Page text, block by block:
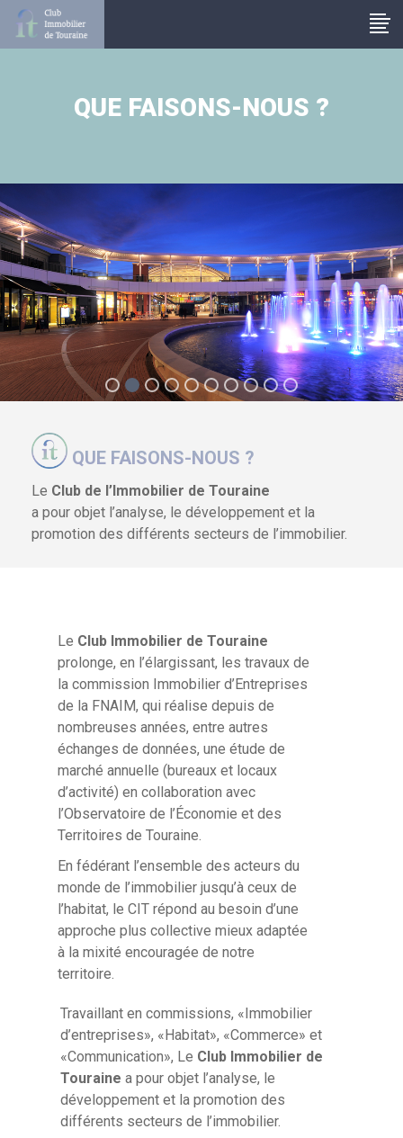
QUE FAISONS-NOUS ?
QUE FAISONS-NOUS ?
Le Club de l’Immobilier de Touraine
a pour objet l’analyse, le développement et la
promotion des différents secteurs de l’immobilier.
Le Club Immobilier de Touraine
prolonge, en l’élargissant, les travaux de
la commission Immobilier d’Entreprises
de la FNAIM, qui réalise depuis de
nombreuses années, entre autres
échanges de données, une étude de
marché annuelle (bureaux et locaux
d’activité) en collaboration avec
l’Observatoire de l’Économie et des
Territoires de Touraine.
En fédérant l’ensemble des acteurs du
monde de l’immobilier jusqu’à ceux de
l’habitat, le CIT répond au besoin d’une
approche plus collective mieux adaptée
à la mixité encouragée de notre
territoire.
Travaillant en commissions, «Immobilier
d’entreprises», «Habitat», «Commerce» et
«Communication», Le Club Immobilier de
Touraine a pour objet l’analyse, le
développement et la promotion des
différents secteurs de l’immobilier.
Panneau de gestion des cookies